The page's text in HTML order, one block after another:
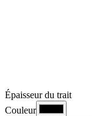
Épaisseur du trait
Couleur